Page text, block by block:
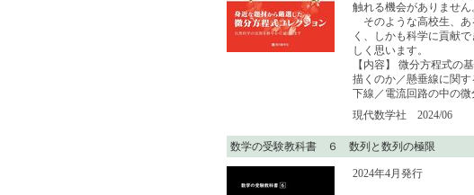
触れる機会がありません
そのような高校生、あ
く、しかも科学に貢献
しく思います。
【内容】 微分方程式の
描くのか／懸垂線に関
下線／電流回路の中の
現代数学社 2024/06
数学の受験教科書 ６ 数列と数列の極限
2024年4月発行